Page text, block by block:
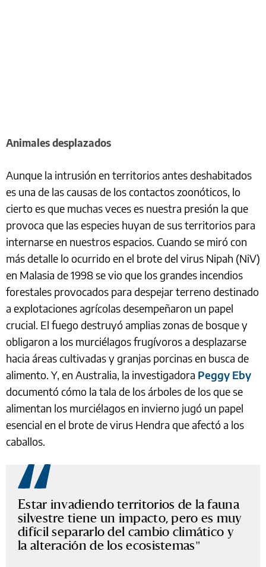
Animales desplazados
Aunque la intrusión en territorios antes deshabitados
es una de las causas de los contactos zoonóticos, lo
cierto es que muchas veces es nuestra presión la que
provoca que las especies huyan de sus territorios para
internarse en nuestros espacios. Cuando se miró con
más detalle lo ocurrido en el brote del virus Nipah (NiV)
en Malasia de 1998 se vio que los grandes incendios
forestales provocados para despejar terreno destinado
a explotaciones agrícolas desempeñaron un papel
crucial. El fuego destruyó amplias zonas de bosque y
obligaron a los murciélagos frugívoros a desplazarse
hacia áreas cultivadas y granjas porcinas en busca de
alimento. Y, en Australia, la investigadora Peggy Eby
documentó cómo la tala de los árboles de los que se
alimentan los murciélagos en invierno jugó un papel
esencial en el brote de virus Hendra que afectó a los
caballos.
Estar invadiendo territorios de la fauna
silvestre tiene un impacto, pero es muy
difícil separarlo del cambio climático y
la alteración de los ecosistemas